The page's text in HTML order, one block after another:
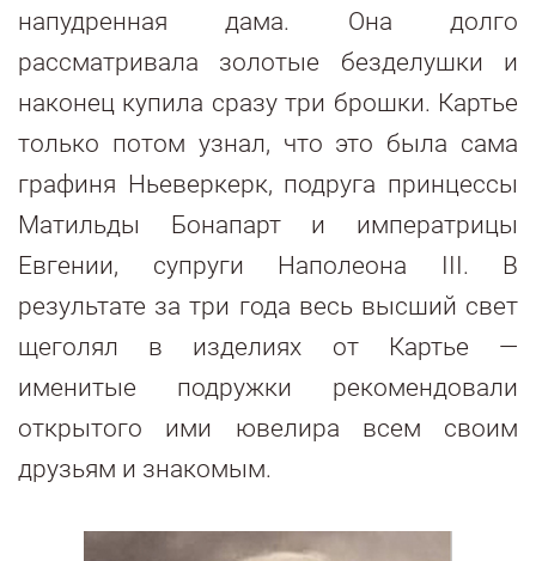
напудренная дама. Она долго
рассматривала золотые безделушки и
наконец купила сразу три брошки. Картье
только потом узнал, что это была сама
графиня Ньеверкерк, подруга принцессы
Матильды Бонапарт и императрицы
Евгении, супруги Наполеона III. В
результате за три года весь высший свет
щеголял в изделиях от Картье —
именитые подружки рекомендовали
открытого ими ювелира всем своим
друзьям и знакомым.